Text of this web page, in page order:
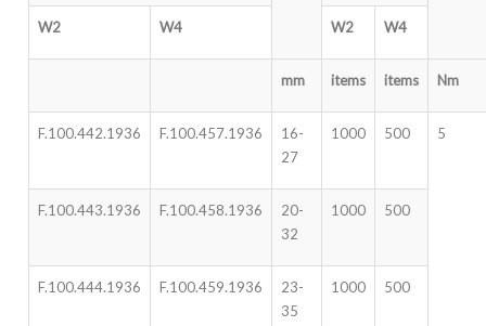
W2 W4 W2 W4
mm items items Nm
F.100.442.1936 F.100.457.1936
16-
27
1000 500 5
F.100.443.1936 F.100.458.1936
20-
32
1000 500
F.100.444.1936 F.100.459.1936
23-
35
1000 500